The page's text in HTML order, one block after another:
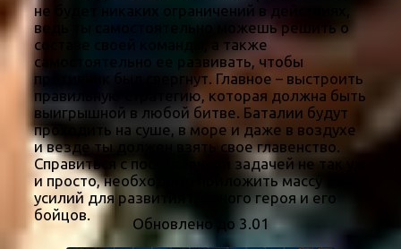
не будет никаких ограничений в действиях,
ведь ты самостоятельно можешь решить о
составе своей команды, а также
самостоятельно ее развивать, чтобы
противник был свергнут. Главное – выстроить
правильную стратегию, которая должна быть
выигрышной в любой битве. Баталии будут
проходить на суше, в море и даже в воздухе
и везде ты должен взять свое главенство.
Справиться с поставленной задачей не так уж
и просто, необходимо приложить массу
усилий для развития главного героя и его
бойцов.
Обновлено до 3.01